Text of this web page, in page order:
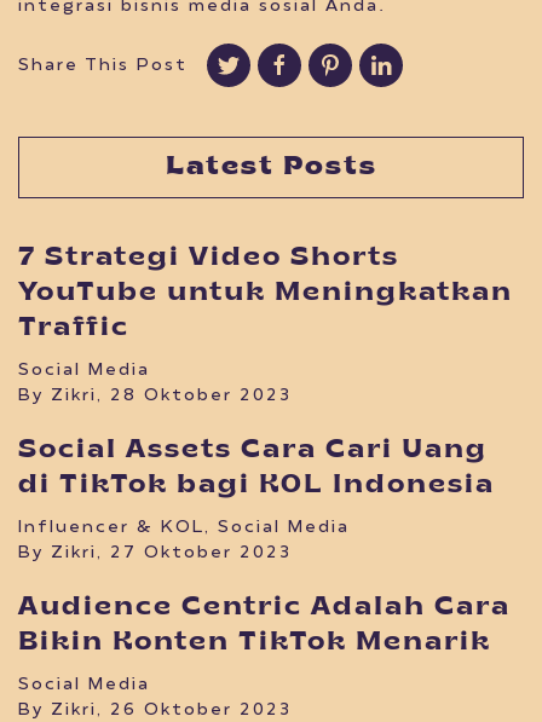
integrasi bisnis media sosial Anda.
Share This Post
Latest Posts
7 Strategi Video Shorts
YouTube untuk Meningkatkan
Traffic
Social Media
By Zikri, 28 Oktober 2023
Social Assets Cara Cari Uang
di TikTok bagi KOL Indonesia
Influencer & KOL, Social Media
By Zikri, 27 Oktober 2023
Audience Centric Adalah Cara
Bikin Konten TikTok Menarik
Social Media
By Zikri, 26 Oktober 2023